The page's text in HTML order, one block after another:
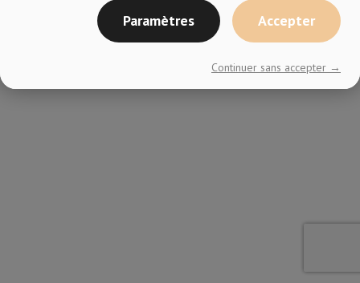
© En Forme avec ELLES 2026– Tous droits réservés
Paramètres Accepter
Continuer sans accepter →